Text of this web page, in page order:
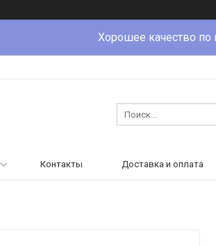
Хорошее качество по
Контакты Доставка и оплата